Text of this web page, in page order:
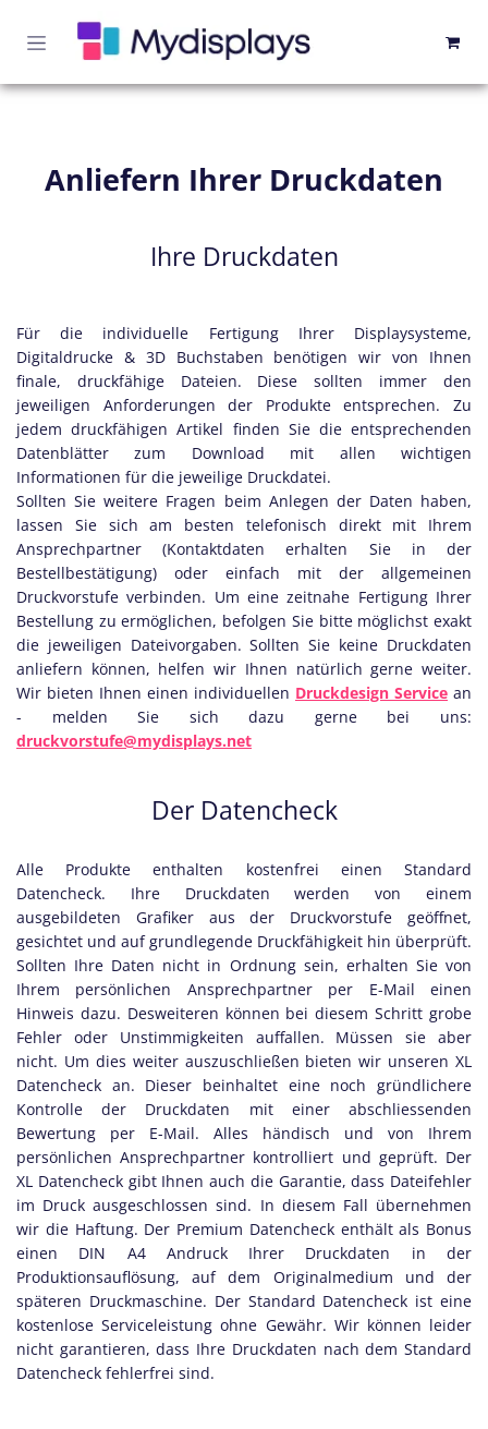
Anliefern Ihrer Druckdaten
Ihre Druckdaten
Für die individuelle Fertigung Ihrer Displaysysteme,
Digitaldrucke & 3D Buchstaben benötigen wir von Ihnen
finale, druckfähige Dateien. Diese sollten immer den
jeweiligen Anforderungen der Produkte entsprechen. Zu
jedem druckfähigen Artikel finden Sie die entsprechenden
Datenblätter zum Download mit allen wichtigen
Informationen für die jeweilige Druckdatei.
Sollten Sie weitere Fragen beim Anlegen der Daten haben,
lassen Sie sich am besten telefonisch direkt mit Ihrem
Ansprechpartner (Kontaktdaten erhalten Sie in der
Bestellbestätigung) oder einfach mit der allgemeinen
Druckvorstufe verbinden. Um eine zeitnahe Fertigung Ihrer
Bestellung zu ermöglichen, befolgen Sie bitte möglichst exakt
die jeweiligen Dateivorgaben. Sollten Sie keine Druckdaten
anliefern können, helfen wir Ihnen natürlich gerne weiter.
Wir bieten Ihnen einen individuellen Druckdesign Service an
- melden Sie sich dazu gerne bei uns:
druckvorstufe@mydisplays.net
Der Datencheck
Alle Produkte enthalten kostenfrei einen Standard
Datencheck. Ihre Druckdaten werden von einem
ausgebildeten Grafiker aus der Druckvorstufe geöffnet,
gesichtet und auf grundlegende Druckfähigkeit hin überprüft.
Sollten Ihre Daten nicht in Ordnung sein, erhalten Sie von
Ihrem persönlichen Ansprechpartner per E-Mail einen
Hinweis dazu. Desweiteren können bei diesem Schritt grobe
Fehler oder Unstimmigkeiten auffallen. Müssen sie aber
nicht. Um dies weiter auszuschließen bieten wir unseren XL
Datencheck an. Dieser beinhaltet eine noch gründlichere
Kontrolle der Druckdaten mit einer abschliessenden
Bewertung per E-Mail. Alles händisch und von Ihrem
persönlichen Ansprechpartner kontrolliert und geprüft. Der
XL Datencheck gibt Ihnen auch die Garantie, dass Dateifehler
im Druck ausgeschlossen sind. In diesem Fall übernehmen
wir die Haftung. Der Premium Datencheck enthält als Bonus
einen DIN A4 Andruck Ihrer Druckdaten in der
Produktionsauflösung, auf dem Originalmedium und der
späteren Druckmaschine. Der Standard Datencheck ist eine
kostenlose Serviceleistung ohne Gewähr. Wir können leider
nicht garantieren, dass Ihre Druckdaten nach dem Standard
Datencheck fehlerfrei sind.